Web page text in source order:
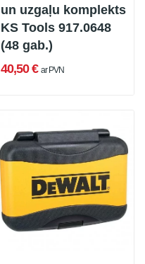
un uzgaļu komplekts
KS Tools 917.0648
(48 gab.)
40,50 € ar PVN